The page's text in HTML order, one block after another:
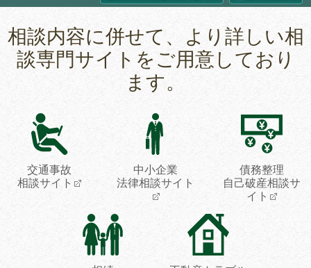
相談内容に併せて、より詳しい相
談専門サイトをご用意しており
ます。
交通事故
相談サイト
中小企業
法律相談サイト
債務整理
自己破産相談サ
イト